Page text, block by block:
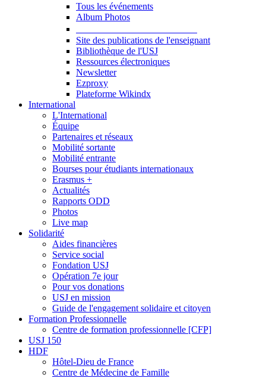
Tous les événements
Album Photos
Site des publications de l'enseignant
Bibliothèque de l'USJ
Ressources électroniques
Newsletter
Ezproxy
Plateforme Wikindx
International
L'International
Équipe
Partenaires et réseaux
Mobilité sortante
Mobilité entrante
Bourses pour étudiants internationaux
Erasmus +
Actualités
Rapports ODD
Photos
Live map
Solidarité
Aides financières
Service social
Fondation USJ
Opération 7e jour
Pour vos donations
USJ en mission
Guide de l'engagement solidaire et citoyen
Formation Professionnelle
Centre de formation professionnelle [CFP]
USJ 150
HDF
Hôtel-Dieu de France
Centre de Médecine de Famille